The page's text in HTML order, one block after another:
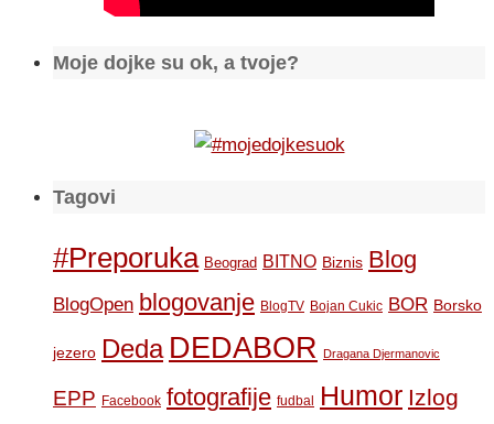
Moje dojke su ok, a tvoje?
Tagovi
#Preporuka Beograd BITNO Biznis Blog
BlogOpen blogovanje BlogTV Bojan Cukic BOR Borsko
jezero Deda DEDABOR Dragana Djermanovic
EPP Facebook fotografije fudbal Humor Izlog